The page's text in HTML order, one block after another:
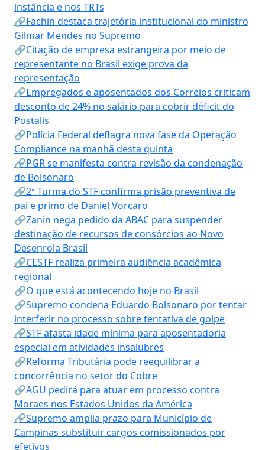
instância e nos TRTs
🔗Fachin destaca trajetória institucional do ministro
Gilmar Mendes no Supremo
🔗Citação de empresa estrangeira por meio de
representante no Brasil exige prova da
representação
🔗Empregados e aposentados dos Correios criticam
desconto de 24% no salário para cobrir déficit do
Postalis
🔗Polícia Federal deflagra nova fase da Operação
Compliance na manhã desta quinta
🔗PGR se manifesta contra revisão da condenação
de Bolsonaro
🔗2ª Turma do STF confirma prisão preventiva de
pai e primo de Daniel Vorcaro
🔗Zanin nega pedido da ABAC para suspender
destinação de recursos de consórcios ao Novo
Desenrola Brasil
🔗CESTF realiza primeira audiência acadêmica
regional
🔗O que está acontecendo hoje no Brasil
🔗Supremo condena Eduardo Bolsonaro por tentar
interferir no processo sobre tentativa de golpe
🔗STF afasta idade mínima para aposentadoria
especial em atividades insalubres
🔗Reforma Tributária pode reequilibrar a
concorrência no setor do Cobre
🔗AGU pedirá para atuar em processo contra
Moraes nos Estados Unidos da América
🔗Supremo amplia prazo para Município de
Campinas substituir cargos comissionados por
efetivos